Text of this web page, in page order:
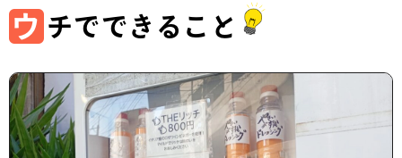
ウ チでできること